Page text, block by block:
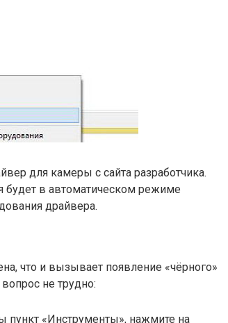
для камеры с сайта разработчика.
будет в автоматическом режиме
драйвера.
что и вызывает появление «чёрного»
не трудно:
пункт «Инструменты», нажмите на